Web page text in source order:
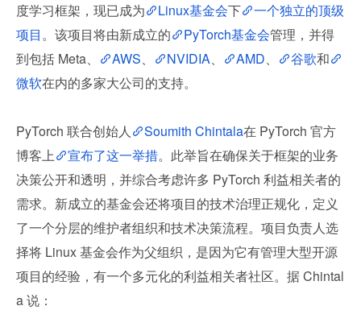
度学习框架，现已成为
Linux基金会下
一个独立的顶级
项目。该项目将由新成立的 PyTorch基金会管理，并得
到包括 Meta、
AWS、 NVIDIA、 AMD、 谷歌和
微软在内的多家大公司的支持。
PyTorch 联合创始人 Soumith Chintala在 PyTorch 官方
博客上
宣布了这一举措。此举旨在确保关于框架的业务
决策公开和透明，并综合考虑许多 PyTorch 利益相关者的
需求。新成立的基金会还将项目的技术治理正规化，定义
了一个分层的维护者组织和技术决策流程。项目负责人选
择将 Linux 基金会作为父组织，是因为它有管理大型开源
项目的经验，有一个多元化的利益相关者社区。据 Chintal
a 说：